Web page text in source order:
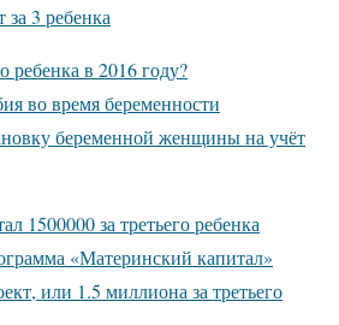
3 ребенка
ребенка в 2016 году?
во время беременности
беременной женщины на учёт
1500000 за третьего ребенка
«Материнский капитал»
или 1.5 миллиона за третьего